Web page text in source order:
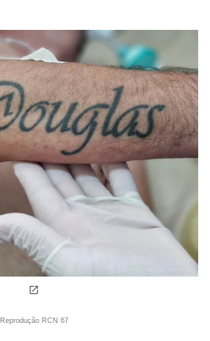
Reprodução RCN 67